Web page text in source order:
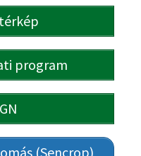
program
(Sencrop)